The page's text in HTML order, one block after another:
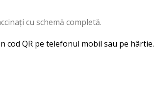
cu schemă completă.
QR pe telefonul mobil sau pe hârtie.